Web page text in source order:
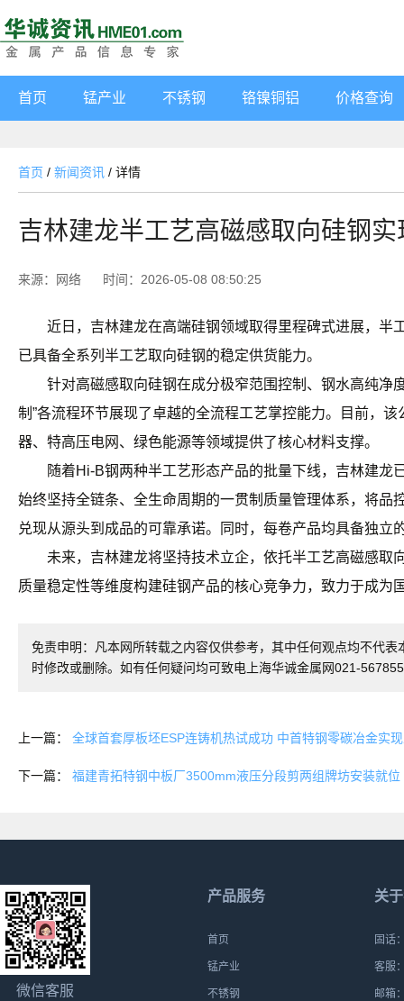
首页 锰产业 不锈钢 铬镍铜铝 价格查询
首页 / 新闻资讯 / 详情
吉林建龙半工艺高磁感取向硅钢
来源：网络 时间：2026-05-08 08:50:25
近日，吉林建龙在高端硅钢领域取得里程碑式进展，半
已具备全系列半工艺取向硅钢的稳定供货能力。
针对高磁感取向硅钢在成分极窄范围控制、钢水高纯净度
制”各流程环节展现了卓越的全流程工艺掌控能力。目前，
器、特高压电网、绿色能源等领域提供了核心材料支撑。
随着Hi-B钢两种半工艺形态产品的批量下线，吉林建龙
始终坚持全链条、全生命周期的一贯制质量管理体系，将品
兑现从源头到成品的可靠承诺。同时，每卷产品均具备独
未来，吉林建龙将坚持技术立企，依托半工艺高磁感取向
质量稳定性等维度构建硅钢产品的核心竞争力，致力于成
免责申明：凡本网所转载之内容仅供参考，其中任何观点均不代
时修改或删除。如有任何疑问均可致电上海华诚金属网021-
上一篇： 全球首套厚板坯ESP连铸机热试成功 中首特钢零碳冶金实
下一篇： 福建青拓特钢中板厂3500mm液压分段剪两组牌坊安装就位
微信客服
产品服务
首页
锰产业
不锈钢
关
固话
客服
邮箱